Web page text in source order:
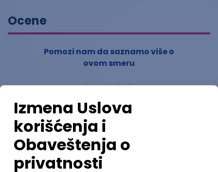
Ocene
Pomozi nam da saznamo više o
ovom smeru
( 0ocena)
Ostavi ocenu
Nastavni kadar